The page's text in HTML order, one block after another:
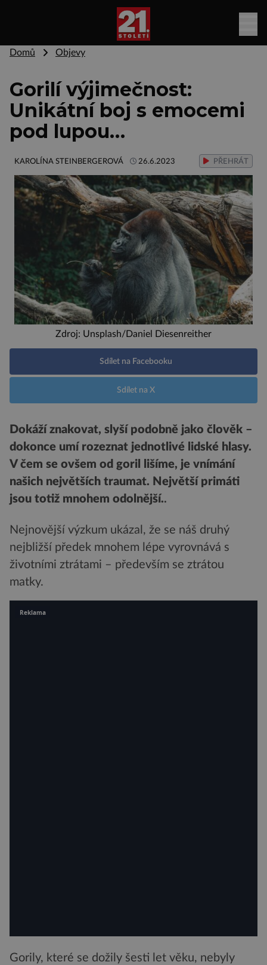
Domů Objevy
Gorilí výjimečnost:
Unikátní boj s emocemi
pod lupou…
KAROLÍNA STEINBERGEROVÁ 26.6.2023 PŘEHRÁT
Zdroj: Unsplash/Daniel Diesenreither
Sdílet na Facebooku
Sdílet na X
Dokáží znakovat, slyší podobně jako člověk –
dokonce umí rozeznat jednotlivé lidské hlasy.
V čem se ovšem od goril lišíme, je vnímání
našich největších traumat. Největší primáti
jsou totiž mnohem odolnější..
Nejnovější výzkum ukázal, že se náš druhý
nejbližší předek mnohem lépe vyrovnává s
životními ztrátami – především se ztrátou
matky.
Gorily, které se dožily šesti let věku, nebyly
Reklama